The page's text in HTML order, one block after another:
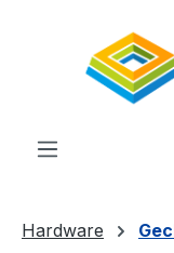
Hardware